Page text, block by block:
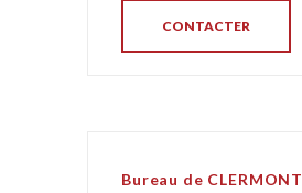
CONTACTER
Bureau de CLERMONT